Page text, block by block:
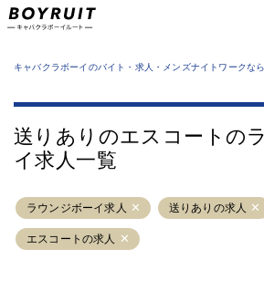
業種から探す
運営者情報
サイトマップ
キャバクラボーイのバイト・求人・メンズナイトワークな
送りありのエスコートの
イ求人一覧
ラウンジボーイ求人 送りありの求人
エスコートの求人
六本木
池袋
新橋
渋谷
大和
錦糸町
八王子